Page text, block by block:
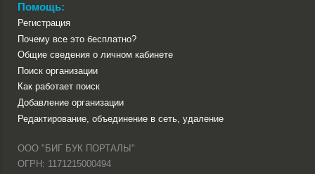
Помощь:
Регистрация
Почему все это бесплатно?
Общие сведения о личном кабинете
Поиск организации
Как работает поиск
Добавление организации
Редактирование, объединение в сеть, удаление
ООО "БИГ БУК ПОРТАЛЫ"
ОГРН: 1171215000494